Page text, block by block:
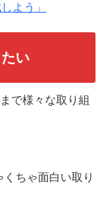
よう」
い
で様々な取り組
ちゃ面白い取り